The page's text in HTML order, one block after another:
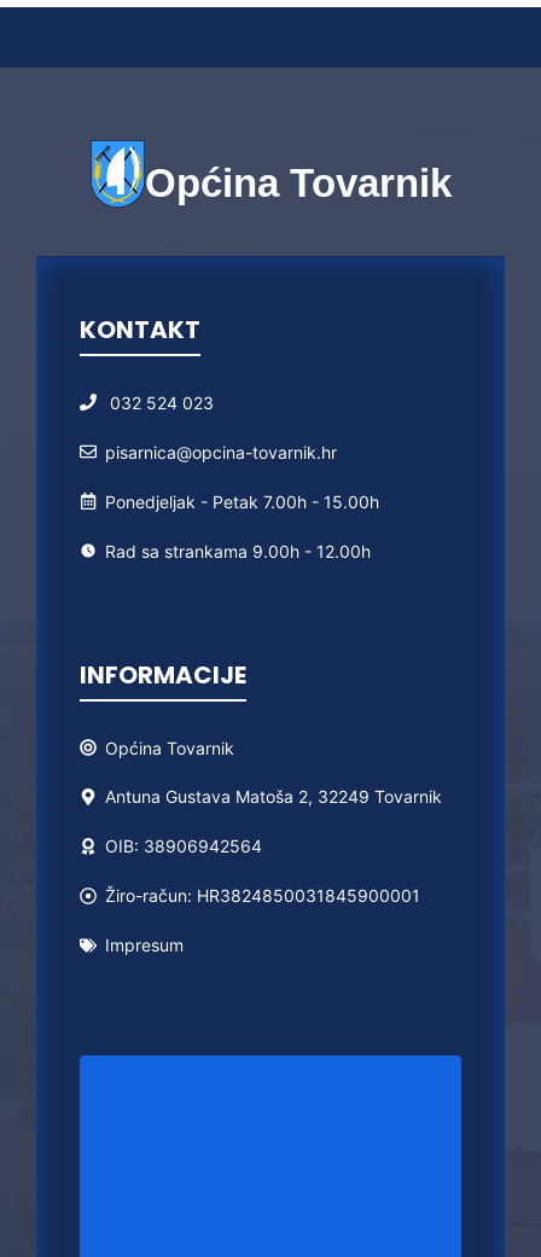
Općina Tovarnik
KONTAKT
032 524 023
pisarnica@opcina-tovarnik.hr
Ponedjeljak - Petak 7.00h - 15.00h
Rad sa strankama 9.00h - 12.00h
INFORMACIJE
Općina Tovarnik
Antuna Gustava Matoša 2, 32249 Tovarnik
OIB: 38906942564
Žiro-račun: HR3824850031845900001
Impresum